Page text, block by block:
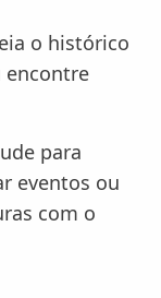
o histórico
encontre
para
eventos ou
com o